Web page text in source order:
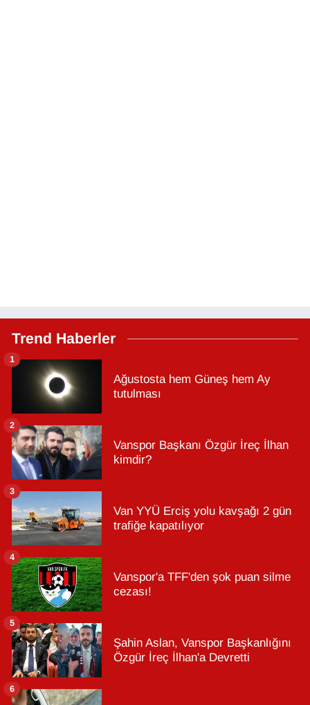
Trend Haberler
Ağustosta hem Güneş hem Ay
tutulması
1
Vanspor Başkanı Özgür İreç İlhan
kimdir?
2
Van YYÜ Erciş yolu kavşağı 2 gün
trafiğe kapatılıyor
3
Vanspor'a TFF'den şok puan silme
cezası!
4
Şahin Aslan, Vanspor Başkanlığını
Özgür İreç İlhan'a Devretti
5
6